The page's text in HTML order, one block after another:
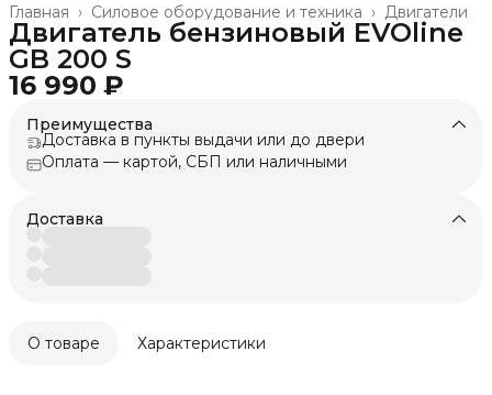
Двигатели
Силовое оборудование и техника ›
Главная ›
Двигатель бензиновый EVOline
GB 200 S
16 990 ₽
Преимущества
Доставка в пункты выдачи или до двери
Оплата — картой, СБП или наличными
Доставка
О товаре Характеристики